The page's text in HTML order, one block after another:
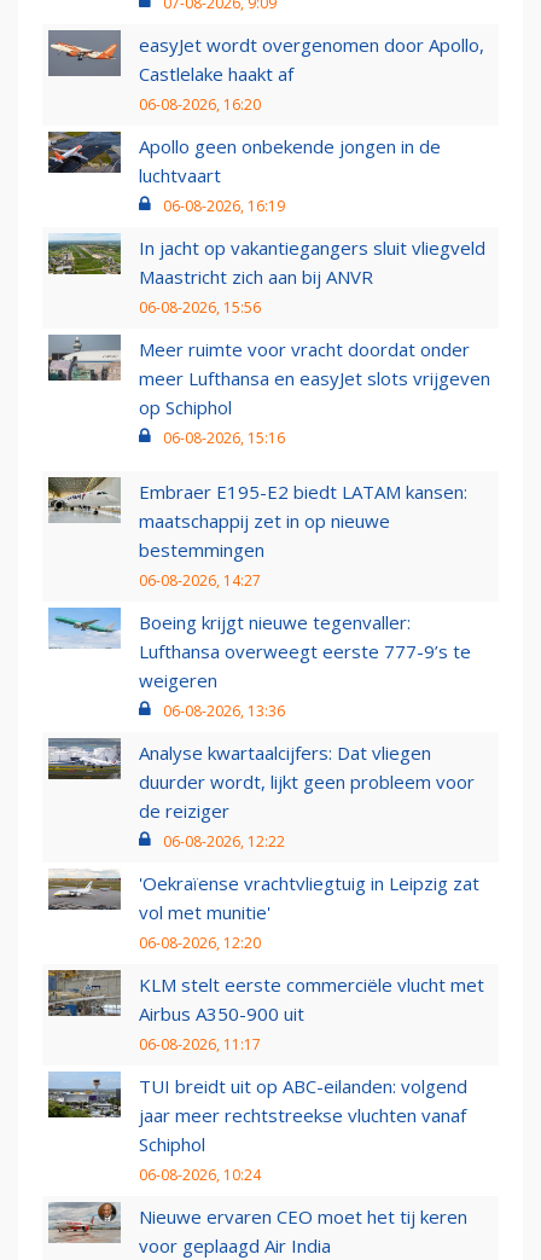
easyJet wordt overgenomen door Apollo,
Castlelake haakt af
06-08-2026, 16:20
Apollo geen onbekende jongen in de
luchtvaart
06-08-2026, 16:19
In jacht op vakantiegangers sluit vliegveld
Maastricht zich aan bij ANVR
06-08-2026, 15:56
Meer ruimte voor vracht doordat onder
meer Lufthansa en easyJet slots vrijgeven
op Schiphol
06-08-2026, 15:16
Embraer E195-E2 biedt LATAM kansen:
maatschappij zet in op nieuwe
bestemmingen
06-08-2026, 14:27
Boeing krijgt nieuwe tegenvaller:
Lufthansa overweegt eerste 777-9’s te
weigeren
06-08-2026, 13:36
Analyse kwartaalcijfers: Dat vliegen
duurder wordt, lijkt geen probleem voor
de reiziger
06-08-2026, 12:22
'Oekraïense vrachtvliegtuig in Leipzig zat
vol met munitie'
06-08-2026, 12:20
KLM stelt eerste commerciële vlucht met
Airbus A350-900 uit
06-08-2026, 11:17
TUI breidt uit op ABC-eilanden: volgend
jaar meer rechtstreekse vluchten vanaf
Schiphol
06-08-2026, 10:24
Nieuwe ervaren CEO moet het tij keren
voor geplaagd Air India